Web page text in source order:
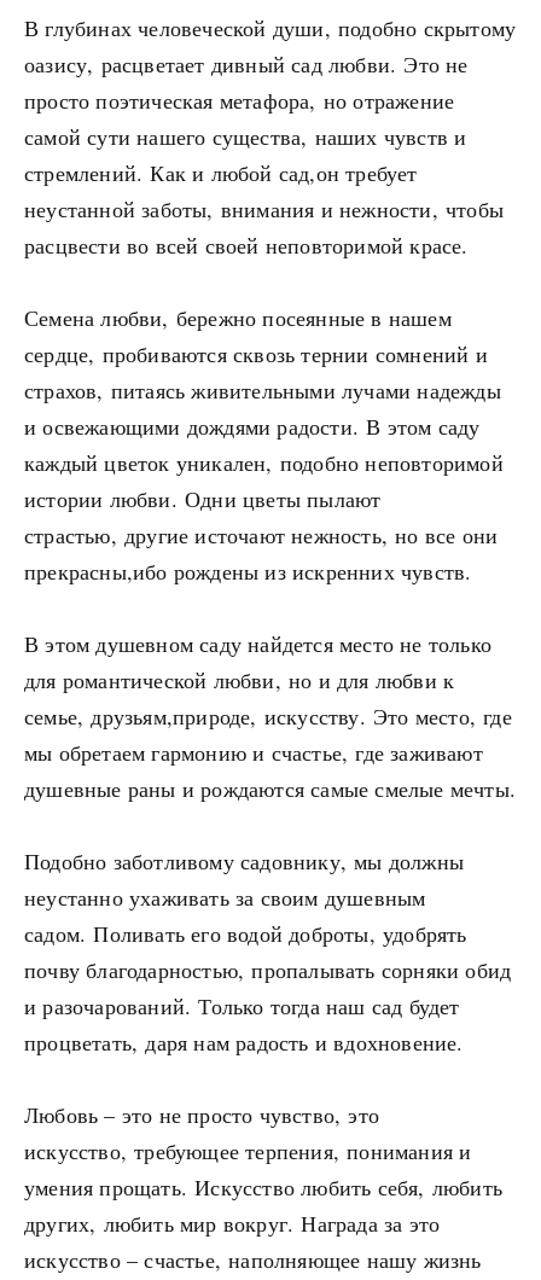
В глубинах человеческой души, подобно скрытому
оазису, расцветает дивный сад любви. Это не
просто поэтическая метафора, но отражение
самой сути нашего существа, наших чувств и
стремлений. Как и любой сад,он требует
неустанной заботы, внимания и нежности, чтобы
расцвести во всей своей неповторимой красе.
Семена любви, бережно посеянные в нашем
сердце, пробиваются сквозь тернии сомнений и
страхов, питаясь живительными лучами надежды
и освежающими дождями радости. В этом саду
каждый цветок уникален, подобно неповторимой
истории любви. Одни цветы пылают
страстью, другие источают нежность, но все они
прекрасны,ибо рождены из искренних чувств.
В этом душевном саду найдется место не только
для романтической любви, но и для любви к
семье, друзьям,природе, искусству. Это место, где
мы обретаем гармонию и счастье, где заживают
душевные раны и рождаются самые смелые мечты.
Подобно заботливому садовнику, мы должны
неустанно ухаживать за своим душевным
садом. Поливать его водой доброты, удобрять
почву благодарностью, пропалывать сорняки обид
и разочарований. Только тогда наш сад будет
процветать, даря нам радость и вдохновение.
Любовь – это не просто чувство, это
искусство, требующее терпения, понимания и
умения прощать. Искусство любить себя, любить
других, любить мир вокруг. Награда за это
искусство – счастье, наполняющее нашу жизнь